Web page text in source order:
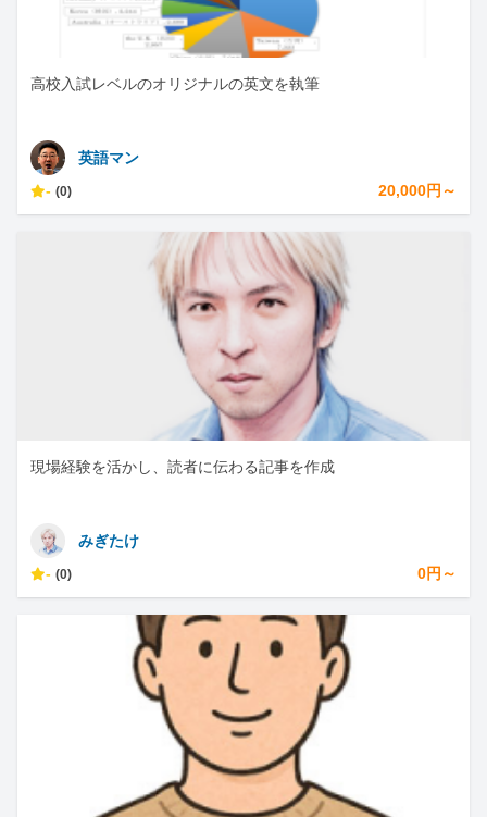
高校入試レベルのオリジナルの英文を執筆
英語マン
- (0) 20,000円～
現場経験を活かし、読者に伝わる記事を作成
みぎたけ
- (0) 0円～